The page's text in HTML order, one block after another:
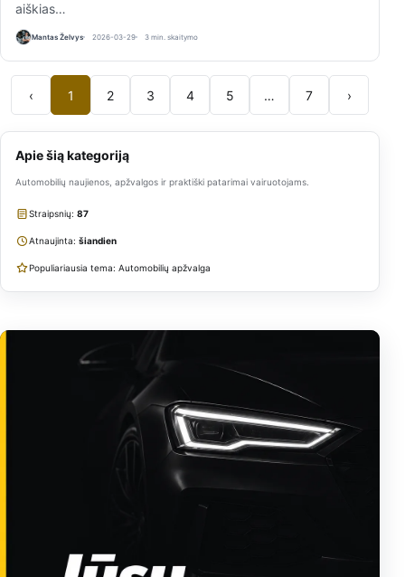
aiškias…
Mantas Želvys 2026-03-29 3 min. skaitymo
‹ 1 2 3 4 5 … 7 ›
Apie šią kategoriją
Automobilių naujienos, apžvalgos ir praktiški patarimai vairuotojams.
Straipsnių: 87
Atnaujinta: šiandien
Populiariausia tema: Automobilių apžvalga